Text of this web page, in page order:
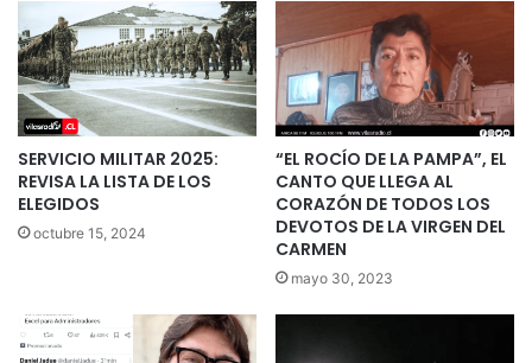
SERVICIO MILITAR 2025:
REVISA LA LISTA DE LOS
ELEGIDOS
octubre 15, 2024
“EL ROCÍO DE LA PAMPA”, EL
CANTO QUE LLEGA AL
CORAZÓN DE TODOS LOS
DEVOTOS DE LA VIRGEN DEL
CARMEN
mayo 30, 2023